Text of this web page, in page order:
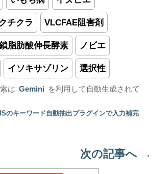
チクラ VLCFAE阻害剤
脂肪酸伸長酵素 ノビエ
イソキサゾリン 選択性
は Gemini
を利用して自動生成されて
のキーワード自動抽出プラグインで入力補完
次の記事へ →